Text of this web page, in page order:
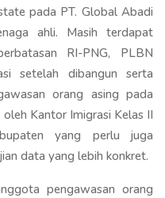
pada PT. Global Abadi
ahli. Masih terdapat
RI-PNG, PLBN
setelah dibangun serta
orang asing pada
Kantor Imigrasi Kelas II
yang perlu juga
data yang lebih konkret.
pengawasan orang